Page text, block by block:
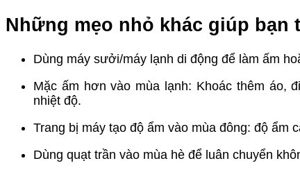
Những mẹo nhỏ khác giúp bạn
Dùng máy sưởi/máy lạnh di động để làm ấm
Mặc ấm hơn vào mùa lạnh: Khoác thêm áo,
nhiệt độ.
Trang bị máy tạo độ ẩm vào mùa đông: độ ẩm
Dùng quạt trần vào mùa hè để luân chuyển